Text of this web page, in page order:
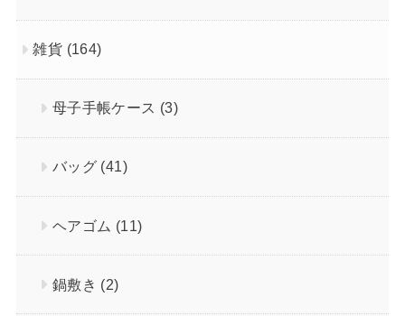
雑貨 (164)
母子手帳ケース (3)
バッグ (41)
ヘアゴム (11)
鍋敷き (2)